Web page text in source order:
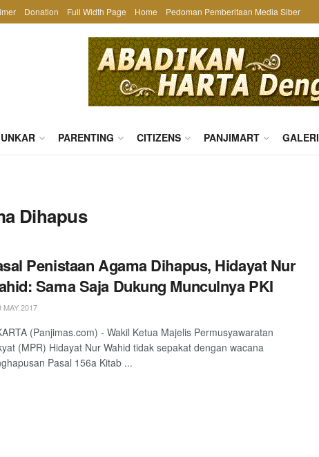
Donation Full Width Page Home Pedoman Pemberitaan Media Siber
PARENTING CITIZENS PANJIMART GALERI
Dihapus
Penistaan Agama Dihapus, Hidayat Nur
Sama Saja Dukung Munculnya PKI
2017
(Panjimas.com) - Wakil Ketua Majelis Permusyawaratan
(MPR) Hidayat Nur Wahid tidak sepakat dengan wacana
Pasal 156a Kitab ...